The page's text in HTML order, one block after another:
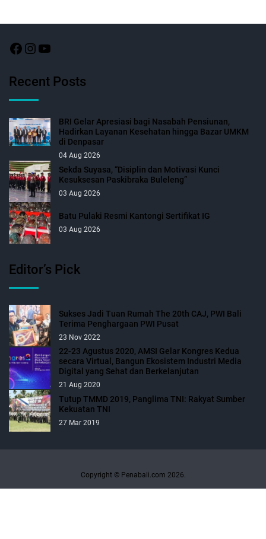
Recent Posts
BRI Gelar Apresiasi bagi Nasabah Pensiunan,
Hadirkan Layanan Kesehatan hingga Bazar UMKM
di Denpasar
04 Aug 2026
Sekda Suyasa, “Disiplin dan Motivasi Kunci
Kesuksesan Paskibraka Buleleng”
03 Aug 2026
Batu Pulaki Resmi Kantongi Sertifikat IG
03 Aug 2026
Editor’s Pick
Sukses Jadi Tuan Rumah The 20th CAJ, PWI Bali
Terima Penghargaan PWI Pusat
23 Nov 2022
22-23 Agustus 2020, AMSI Gelar Kongres Kedua
secara Virtual, Bangun Ekosistem Industri Media
Digital yang Sehat dan Berkelanjutan
21 Aug 2020
Tutup TMMD 2019, Panglima TNI: Rakyat Sumber
Kekuatan TNI
27 Mar 2019
Copyright © Penabali.com 2026.